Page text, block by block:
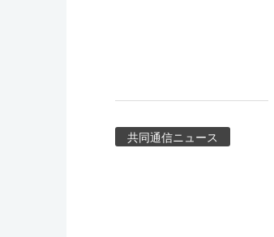
共同通信ニュース